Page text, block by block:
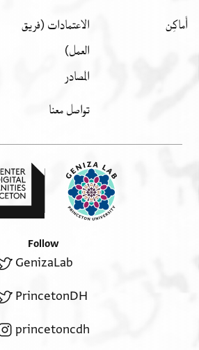
أَماكِن
الاعتمادات (فريق
العمل)
المصادر
تواصل معنا
Follow
GenizaLab
PrincetonDH
princetoncdh